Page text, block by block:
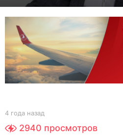
н
а
з
b
Y
4 года назад
о
2940 просмотров